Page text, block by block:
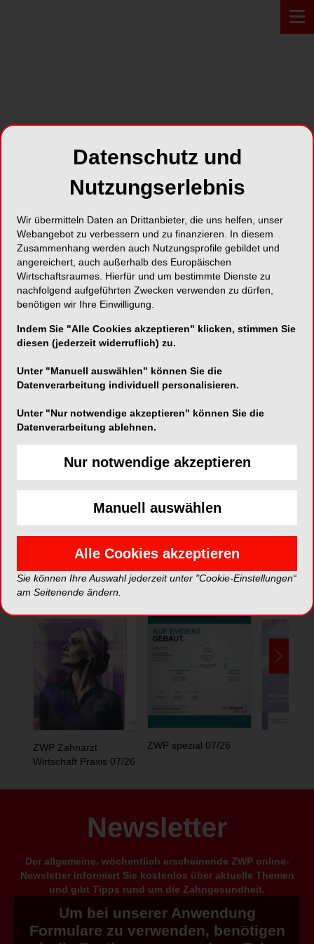
echo charlie GmbH
7000 Chur
Karte
*Die Beiträge in dieser Rubrik stammen von den Anbietern und
spiegeln nicht die Meinung der Redaktion wider.
ePaper
ZWP Zahnarzt
Wirtschaft Praxis 07/26
ZWP spezial 07/26
Newsletter
Der allgemeine, wöchentlich erscheinende ZWP online-
Newsletter informiert Sie kostenlos über aktuelle Themen
und gibt Tipps rund um die Zahngesundheit.
Um bei unserer Anwendung
Formulare zu verwenden, benötigen
Datenschutz und
Nutzungserlebnis
Wir übermitteln Daten an Drittanbieter, die uns helfen, unser
Webangebot zu verbessern und zu finanzieren. In diesem
Zusammenhang werden auch Nutzungsprofile gebildet und
angereichert, auch außerhalb des Europäischen
Wirtschaftsraumes. Hierfür und um bestimmte Dienste zu
nachfolgend aufgeführten Zwecken verwenden zu dürfen,
benötigen wir Ihre Einwilligung.
Indem Sie "Alle Cookies akzeptieren" klicken, stimmen Sie
diesen (jederzeit widerruflich) zu.
Unter "Manuell auswählen" können Sie die
Datenverarbeitung individuell personalisieren.
Unter "Nur notwendige akzeptieren" können Sie die
Datenverarbeitung ablehnen.
Nur notwendige akzeptieren
Manuell auswählen
Alle Cookies akzeptieren
Sie können Ihre Auswahl jederzeit unter "Cookie-Einstellungen“
am Seitenende ändern.